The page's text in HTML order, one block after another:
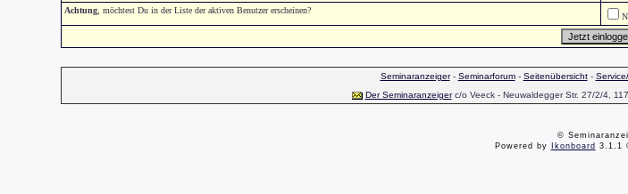
Achtung, möchtest Du in der Liste der aktiven Benutzer erscheinen?
Seminaranzeiger- Seminarforum- Seitenübersicht-
Der Seminaranzeigerc/o Veeck - Neuwaldegger Str. 27/2/4,
©
Powered by
Ikonboard 3.1.1